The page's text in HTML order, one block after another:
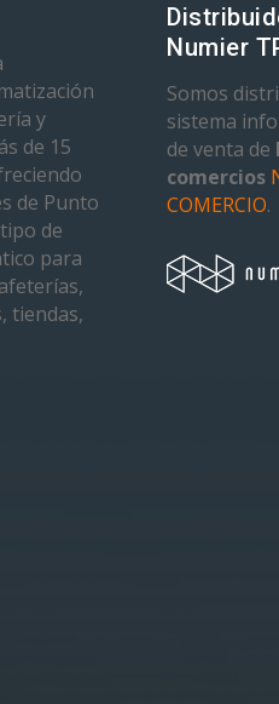
y
de 15
de Punto
de
para
tiendas,
Numier
Somos
sistema
de venta de
comercios
COMERCIO.